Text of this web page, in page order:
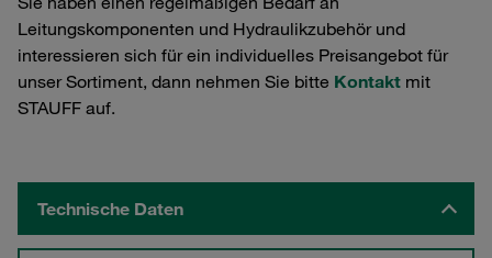
Leitungskomponenten und Hydraulikzubehör und
interessieren sich für ein individuelles Preisangebot für
unser Sortiment, dann nehmen Sie bitte Kontakt mit
STAUFF auf.
Technische Daten